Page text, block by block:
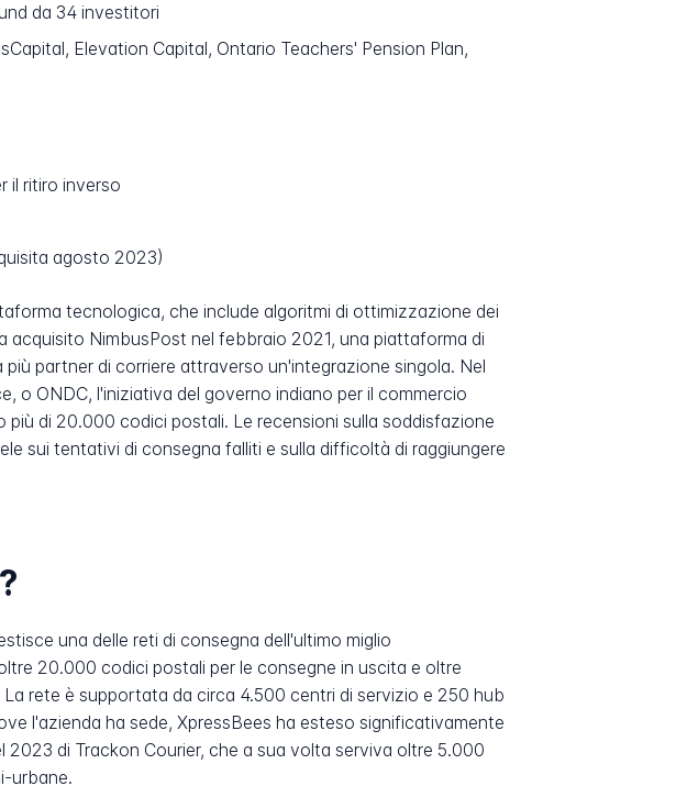
da 34 investitori
Elevation Capital, Ontario Teachers' Pension Plan,
il ritiro inverso
agosto 2023)
tecnologica, che include algoritmi di ottimizzazione dei
acquisito NimbusPost nel febbraio 2021, una piattaforma di
partner di corriere attraverso un'integrazione singola. Nel
o ONDC, l'iniziativa del governo indiano per il commercio
di 20.000 codici postali. Le recensioni sulla soddisfazione
sui tentativi di consegna falliti e sulla difficoltà di raggiungere
una delle reti di consegna dell'ultimo miglio
20.000 codici postali per le consegne in uscita e oltre
rete è supportata da circa 4.500 centri di servizio e 250 hub
l'azienda ha sede, XpressBees ha esteso significativamente
di Trackon Courier, che a sua volta serviva oltre 5.000
urbane.